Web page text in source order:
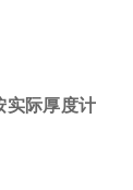
际厚度计